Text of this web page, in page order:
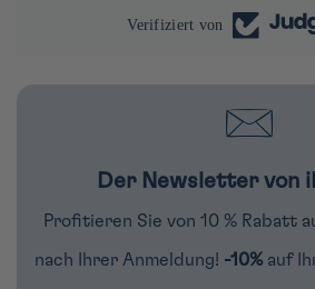
Verifiziert von
Der Newsletter von
Profitieren Sie von 10 % Rabatt
nach Ihrer Anmeldung! -10% auf